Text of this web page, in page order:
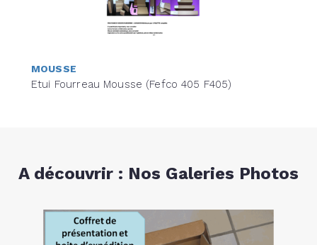
MOUSSE
Etui Fourreau Mousse (Fefco 405 F405)
A découvrir : Nos Galeries Photos